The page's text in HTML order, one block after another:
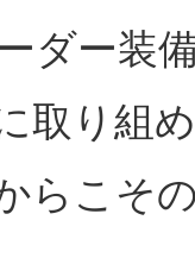
ダー装
取り組
らこそ